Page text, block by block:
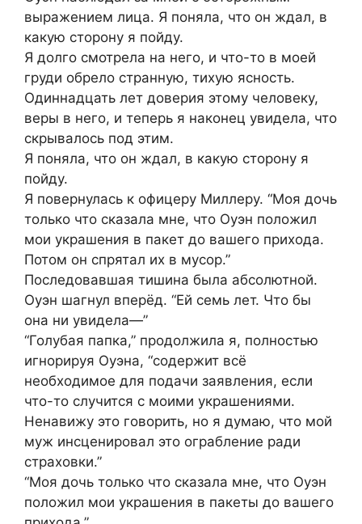
выражением лица. Я поняла, что он ждал, в
какую сторону я пойду.
Я долго смотрела на него, и что-то в моей
груди обрело странную, тихую ясность.
Одиннадцать лет доверия этому человеку,
веры в него, и теперь я наконец увидела, что
скрывалось под этим.
Я поняла, что он ждал, в какую сторону я
пойду.
Я повернулась к офицеру Миллеру. “Моя дочь
только что сказала мне, что Оуэн положил
мои украшения в пакет до вашего прихода.
Потом он спрятал их в мусор.”
Последовавшая тишина была абсолютной.
Оуэн шагнул вперёд. “Ей семь лет. Что бы
она ни увидела—”
“Голубая папка,” продолжила я, полностью
игнорируя Оуэна, “содержит всё
необходимое для подачи заявления, если
что-то случится с моими украшениями.
Ненавижу это говорить, но я думаю, что мой
муж инсценировал это ограбление ради
страховки.”
“Моя дочь только что сказала мне, что Оуэн
положил мои украшения в пакеты до вашего